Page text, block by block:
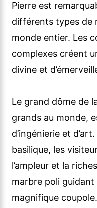
Pierre est
différents types de
monde entier. Les
complexes créent
divine et
Le grand dôme de
grands au monde,
d’ingénierie et
basilique, les
l’ampleur et la
marbre poli guidant
magnifique